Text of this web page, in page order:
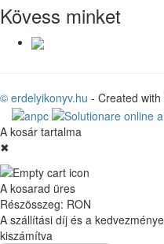
Kövess minket
© erdelyikonyv.hu - Created with
A kosár tartalma
✖
A kosarad üres
Részösszeg: RON
A szállítási díj és a
kiszámítva